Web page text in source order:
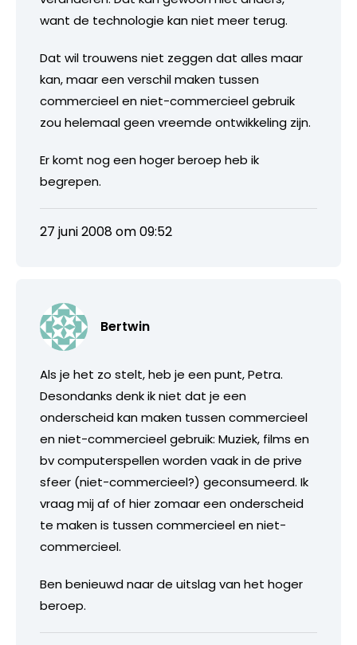
want de technologie kan niet meer terug.
Dat wil trouwens niet zeggen dat alles maar
kan, maar een verschil maken tussen
commercieel en niet-commercieel gebruik
zou helemaal geen vreemde ontwikkeling zijn.
Er komt nog een hoger beroep heb ik
begrepen.
27 juni 2008 om 09:52
Bertwin
Als je het zo stelt, heb je een punt, Petra.
Desondanks denk ik niet dat je een
onderscheid kan maken tussen commercieel
en niet-commercieel gebruik: Muziek, films en
bv computerspellen worden vaak in de prive
sfeer (niet-commercieel?) geconsumeerd. Ik
vraag mij af of hier zomaar een onderscheid
te maken is tussen commercieel en niet-
commercieel.
Ben benieuwd naar de uitslag van het hoger
beroep.